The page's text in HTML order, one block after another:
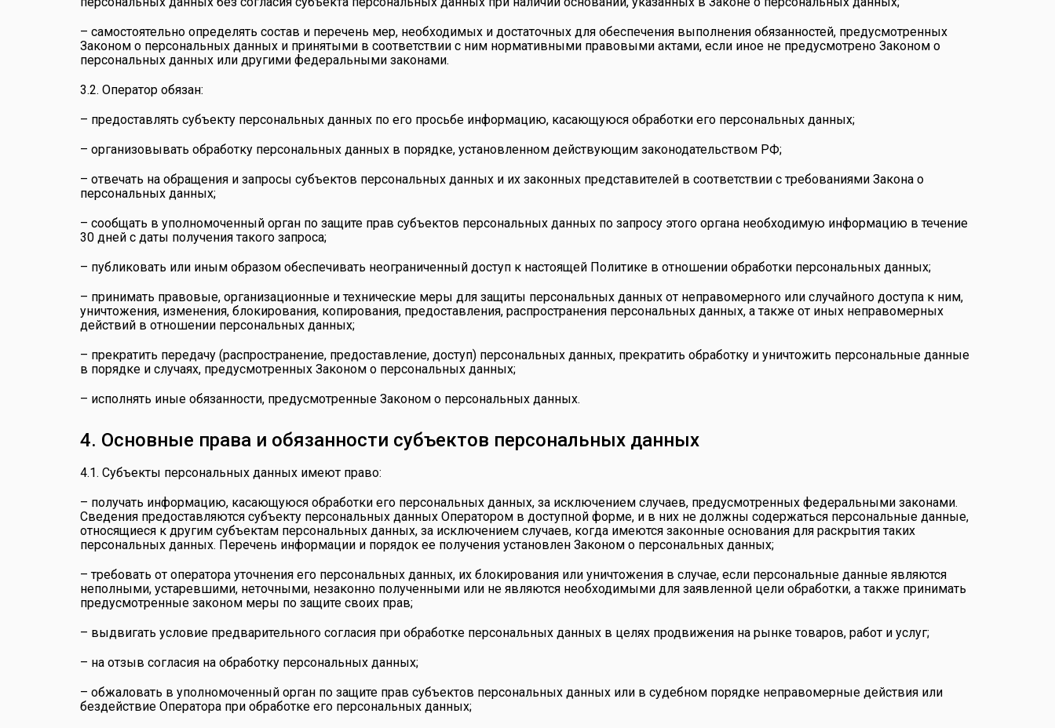
– самостоятельно определять состав и перечень мер, необходимых и достаточных для обеспечения выполнения обязанностей, предусмотренных
Законом о персональных данных и принятыми в соответствии с ним нормативными правовыми актами, если иное не предусмотрено Законом о
персональных данных или другими федеральными законами.
3.2. Оператор обязан:
– предоставлять субъекту персональных данных по его просьбе информацию, касающуюся обработки его персональных данных;
– организовывать обработку персональных данных в порядке, установленном действующим законодательством РФ;
– отвечать на обращения и запросы субъектов персональных данных и их законных представителей в соответствии с требованиями Закона о
персональных данных;
– сообщать в уполномоченный орган по защите прав субъектов персональных данных по запросу этого органа необходимую информацию в течение
30 дней с даты получения такого запроса;
– публиковать или иным образом обеспечивать неограниченный доступ к настоящей Политике в отношении обработки персональных данных;
– принимать правовые, организационные и технические меры для защиты персональных данных от неправомерного или случайного доступа к ним,
уничтожения, изменения, блокирования, копирования, предоставления, распространения персональных данных, а также от иных неправомерных
действий в отношении персональных данных;
– прекратить передачу (распространение, предоставление, доступ) персональных данных, прекратить обработку и уничтожить персональные данные
в порядке и случаях, предусмотренных Законом о персональных данных;
– исполнять иные обязанности, предусмотренные Законом о персональных данных.
4. Основные права и обязанности субъектов персональных данных
4.1. Субъекты персональных данных имеют право:
– получать информацию, касающуюся обработки его персональных данных, за исключением случаев, предусмотренных федеральными законами.
Сведения предоставляются субъекту персональных данных Оператором в доступной форме, и в них не должны содержаться персональные данные,
относящиеся к другим субъектам персональных данных, за исключением случаев, когда имеются законные основания для раскрытия таких
персональных данных. Перечень информации и порядок ее получения установлен Законом о персональных данных;
– требовать от оператора уточнения его персональных данных, их блокирования или уничтожения в случае, если персональные данные являются
неполными, устаревшими, неточными, незаконно полученными или не являются необходимыми для заявленной цели обработки, а также принимать
предусмотренные законом меры по защите своих прав;
– выдвигать условие предварительного согласия при обработке персональных данных в целях продвижения на рынке товаров, работ и услуг;
– на отзыв согласия на обработку персональных данных;
– обжаловать в уполномоченный орган по защите прав субъектов персональных данных или в судебном порядке неправомерные действия или
бездействие Оператора при обработке его персональных данных;